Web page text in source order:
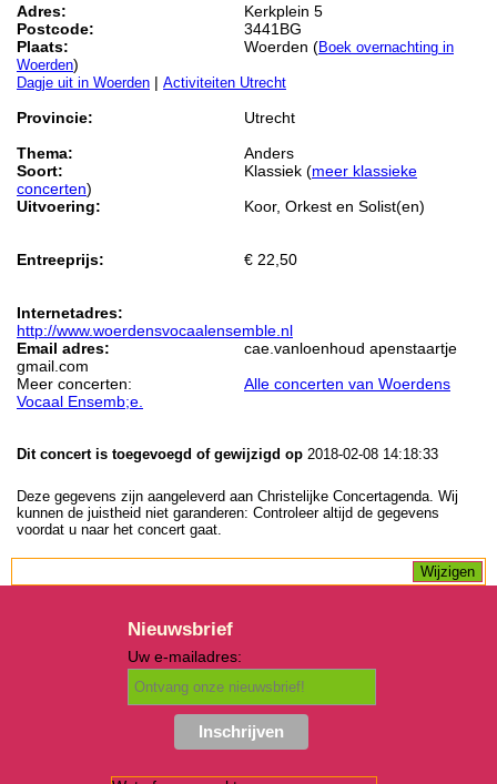
Adres:
Kerkplein 5
Postcode:
3441BG
Plaats:
Woerden (Boek overnachting in
Woerden)
Dagje uit in Woerden | Activiteiten Utrecht
Provincie:
Utrecht
Thema:
Anders
Soort:
Klassiek (meer klassieke
concerten)
Uitvoering:
Koor, Orkest en Solist(en)
Entreeprijs: € 22,50
Internetadres:
http://www.woerdensvocaalensemble.nl
Email adres:
cae.vanloenhoud apenstaartje
gmail.com
Meer concerten:
Alle concerten van Woerdens
Vocaal Ensemb;e.
Dit concert is toegevoegd of gewijzigd op 2018-02-08 14:18:33
Deze gegevens zijn aangeleverd aan Christelijke Concertagenda. Wij
kunnen de juistheid niet garanderen: Controleer altijd de gegevens
voordat u naar het concert gaat.
Nieuwsbrief
Uw e-mailadres: